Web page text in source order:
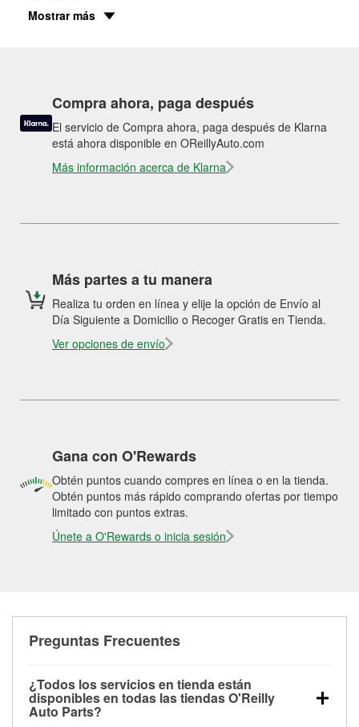
Mostrar más
Compra ahora, paga después
El servicio de Compra ahora, paga después de Klarna
está ahora disponible en OReillyAuto.com
Más información acerca de Klarna
Más partes a tu manera
Realiza tu orden en línea y elije la opción de Envío al
Día Siguiente a Domicilio o Recoger Gratis en Tienda.
Ver opciones de envío
Gana con O'Rewards
Obtén puntos cuando compres en línea o en la tienda.
Obtén puntos más rápido comprando ofertas por tiempo
limitado con puntos extras.
Únete a O'Rewards o inicia sesión
Preguntas Frecuentes
¿Todos los servicios en tienda están
disponibles en todas las tiendas O'Reilly
Auto Parts?